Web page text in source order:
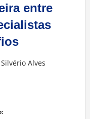
entre
Silvério Alves